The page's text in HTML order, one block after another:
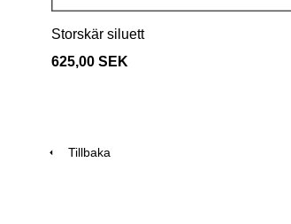
Storskär siluett
625,00 SEK
Tillbaka